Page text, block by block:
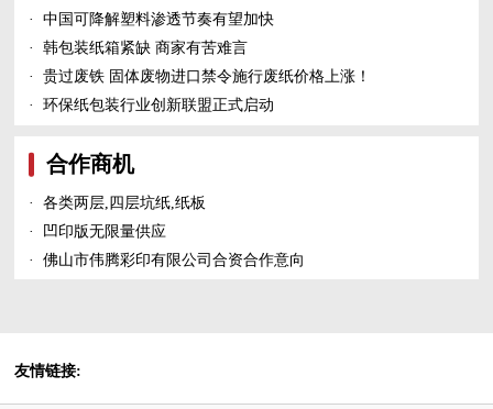
·
中国可降解塑料渗透节奏有望加快
·
韩包装纸箱紧缺 商家有苦难言
·
贵过废铁 固体废物进口禁令施行废纸价格上涨！
·
环保纸包装行业创新联盟正式启动
合作商机
·
各类两层,四层坑纸,纸板
·
凹印版无限量供应
·
佛山市伟腾彩印有限公司合资合作意向
友情链接: